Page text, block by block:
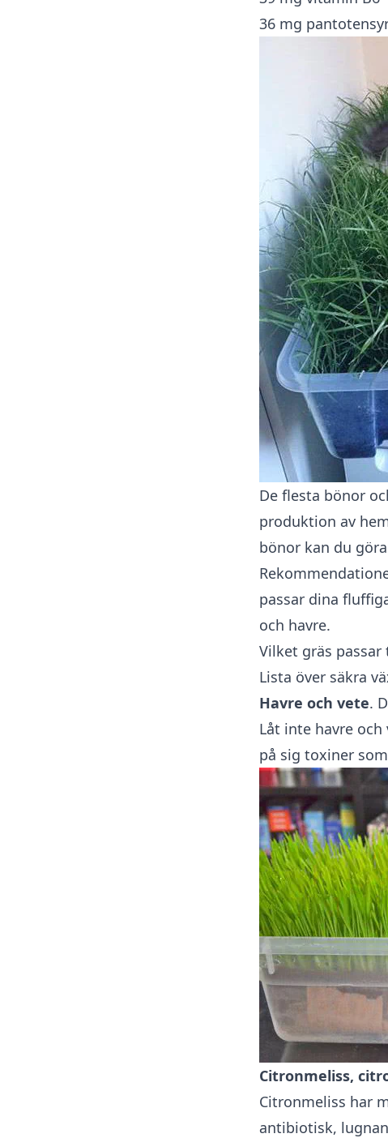
36 mg
De flesta bönor
produktion av
bönor kan du
passar dina
och havre.
Vilket gräs
Lista över säkra
Havre och vete.
Låt inte havre
på sig toxiner
Citronmeliss,
Citronmeliss har
antibiotisk,